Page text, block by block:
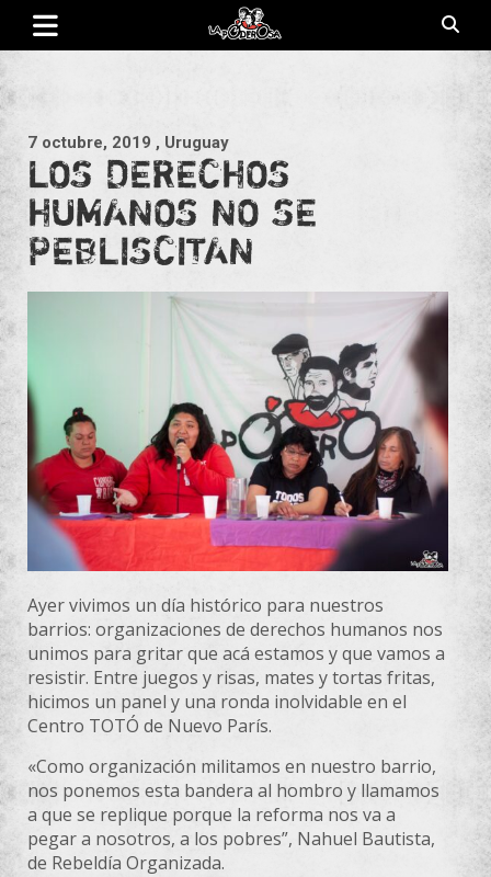
Saltar
contenido
7 octubre, 2019 , Uruguay
LOS DERECHOS
HUMANOS NO SE
PEBLISCITAN
Ayer vivimos un día histórico para nuestros
barrios: organizaciones de derechos humanos nos
unimos para gritar que acá estamos y que vamos a
resistir. Entre juegos y risas, mates y tortas fritas,
hicimos un panel y una ronda inolvidable en el
Centro TOTÓ de Nuevo París.
«Como organización militamos en nuestro barrio,
nos ponemos esta bandera al hombro y llamamos
a que se replique porque la reforma nos va a
pegar a nosotros, a los pobres”, Nahuel Bautista,
de Rebeldía Organizada.